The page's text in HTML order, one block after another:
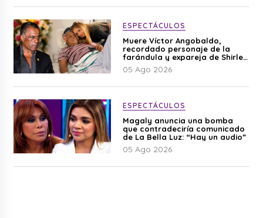
ESPECTÁCULOS
Muere Víctor Angobaldo,
recordado personaje de la
farándula y expareja de Shirley
Cherres
05 Ago 2026
ESPECTÁCULOS
Magaly anuncia una bomba
que contradeciría comunicado
de La Bella Luz: “Hay un audio”
05 Ago 2026